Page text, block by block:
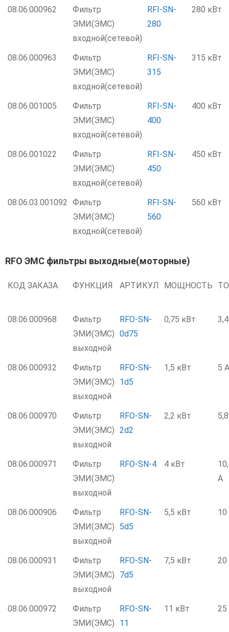
08.06.000962
Фильтр
ЭМИ(ЭМС)
входной(сетевой)
RFI-SN-
280
280 кВт
08.06.000963
Фильтр
ЭМИ(ЭМС)
входной(сетевой)
RFI-SN-
315
315 кВт
08.06.001005
Фильтр
ЭМИ(ЭМС)
входной(сетевой)
RFI-SN-
400
400 кВт
08.06.001022
Фильтр
ЭМИ(ЭМС)
входной(сетевой)
RFI-SN-
450
450 кВт
08.06.03.001092 Фильтр
ЭМИ(ЭМС)
входной(сетевой)
RFI-SN-
560
560 кВт
RFO ЭМС фильтры выходные(моторные)
КОД ЗАКАЗА ФУНКЦИЯ АРТИКУЛ МОЩНОСТЬ
08.06.000968
Фильтр
ЭМИ(ЭМС)
выходной
RFO-SN-
0d75
0,75 кВт
08.06.000932
Фильтр
ЭМИ(ЭМС)
выходной
RFO-SN-
1d5
1,5 кВт 5 А
08.06.000970
Фильтр
ЭМИ(ЭМС)
выходной
RFO-SN-
2d2
2,2 кВт
08.06.000971
Фильтр
ЭМИ(ЭМС)
выходной
RFO-SN-4 4 кВт
А
08.06.000906
Фильтр
ЭМИ(ЭМС)
выходной
RFO-SN-
5d5
5,5 кВт 10
08.06.000931
Фильтр
ЭМИ(ЭМС)
выходной
RFO-SN-
7d5
7,5 кВт 20
08.06.000972
Фильтр
ЭМИ(ЭМС)
RFO-SN-
11
11 кВт 25